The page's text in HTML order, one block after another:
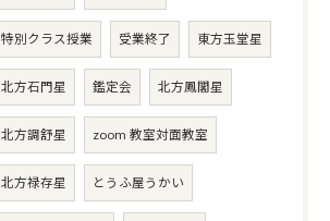
特別クラス授業 受業終了 東方玉堂星
北方石門星 鑑定会 北方鳳閣星
北方調舒星 zoom 教室対面教室
北方禄存星 とうふ屋うかい